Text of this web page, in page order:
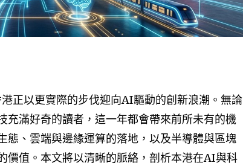
正以更實際的步伐迎向AI驅動的創新浪潮。無論
充滿好奇的讀者，這一年都會帶來前所未有的機
態、雲端與邊緣運算的落地，以及半導體與區塊
價值。本文將以清晰的脈絡，剖析本港在AI與科